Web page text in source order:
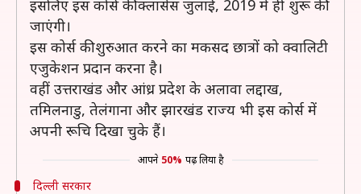
इसलिए इस कोर्स की क्लासेस जुलाई, 2019 में ही शुरू की
जाएंगी।
इस कोर्स की शुरुआत करने का मकसद छात्रों को क्वालिटी
एजुकेशन प्रदान करना है।
वहीं उत्तराखंड और आंध्र प्रदेश के अलावा लद्दाख,
तमिलनाडु, तेलंगाना और झारखंड राज्य भी इस कोर्स में
अपनी रूचि दिखा चुके हैं।
आपने 50% पढ़ लिया है
दिल्ली सरकार